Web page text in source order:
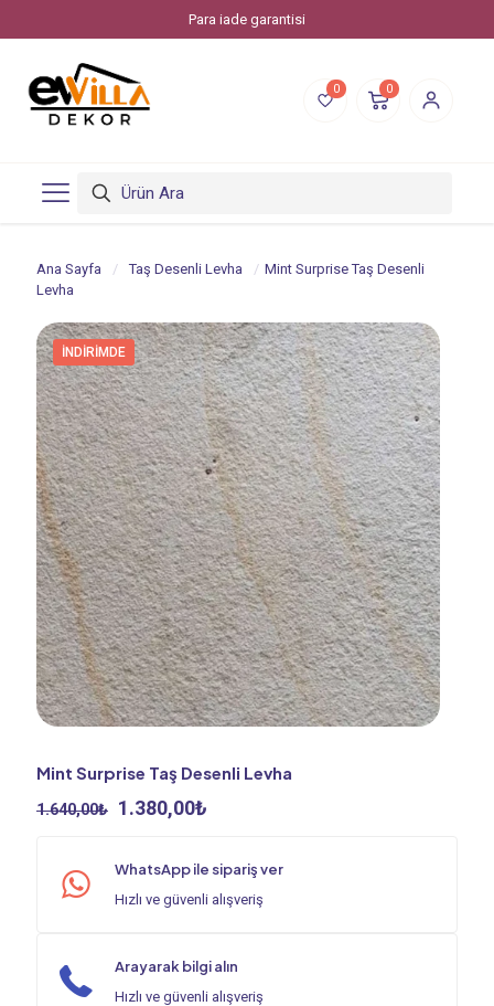
Para iade garantisi
0 0
Ana Sayfa / Taş Desenli Levha / Mint Surprise Taş Desenli
Levha
İNDIRIMDE
Mint Surprise Taş Desenli Levha
1.640,00₺ Orijinal
1.380,00₺
1.380,00₺.
WhatsApp ile sipariş ver
Hızlı ve güvenli alışveriş
Arayarak bilgi alın
Hızlı ve güvenli alışveriş